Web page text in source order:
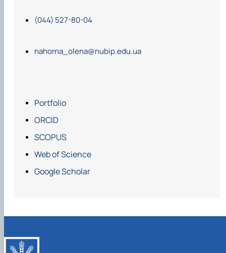
(044) 527-80-04
nahorna_olena@nubip.edu.ua
Portfolio
ORCID
SCOPUS
Web of Science
Google Scholar